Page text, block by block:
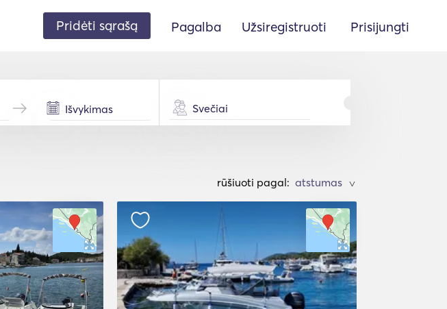
Pridėti sąrašą Pagalba Užsiregistruoti Prisijungti
Svečiai
rūšiuoti pagal: >